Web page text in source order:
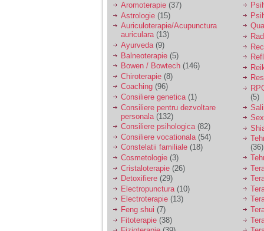
Sunt casatorita, am
31 de ani si un copil in
varsta de 2 ani care
mi-e lumina ochilor.
De ceva timp simt ca
mi s-a adunat
oboseala, o oboseala
cronica de care nu pot
scapa si simt ca din
cauza ei nu pot
controla nervii si
cateodata are copilul
de suferit.
Am o bariera peste
care nu pot trece:
prietena mea a ramas
insarcinata cu o fata.
Am fost de comun
acord sa facem un
copil, cu gandul ca e
baiat.
Aromoterapie (37)
Astrologie (15)
Auriculoterapie/Acupunctura
auriculara(13)
Ayurveda(9)
Balneoterapie (5)
Bowen / Bowtech (146)
Chiroterapie (8)
Coaching (96)
Consiliere genetica(1)
Consiliere pentru dezvoltare
personala (132)
Consiliere psihologica(82)
Consiliere vocationala (54)
Constelatii familiale (18)
Cosmetologie (3)
Cristaloterapie (26)
Detoxifiere (29)
Electropunctura (10)
Electroterapie (13)
Feng shui (7)
Fitoterapie (38)
(5)
(36)